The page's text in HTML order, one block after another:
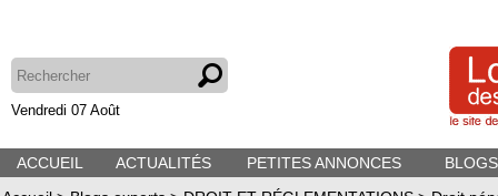
Vendredi 07 Août
ACCUEIL ACTUALITÉS PETITES ANNONCES